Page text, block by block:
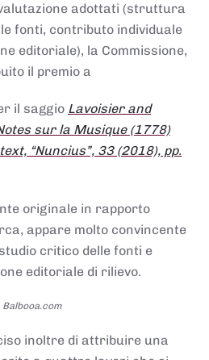
adottati (struttura
fonti, contributo individuale
editoriale), la Commissione,
il premio a
il saggio Lavoisier and
sur la Musique (1778)
“Nuncius”, 33 (2018), pp.
originale in rapporto
appare molto convincente
critico delle fonti e
editoriale di rilievo.
inoltre di attribuire una